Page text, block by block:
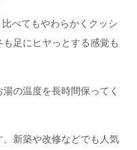
べてもやわらかくクッシ
足にヒヤっとする感覚も
の温度を長時間保ってく
新築や改修などでも人気